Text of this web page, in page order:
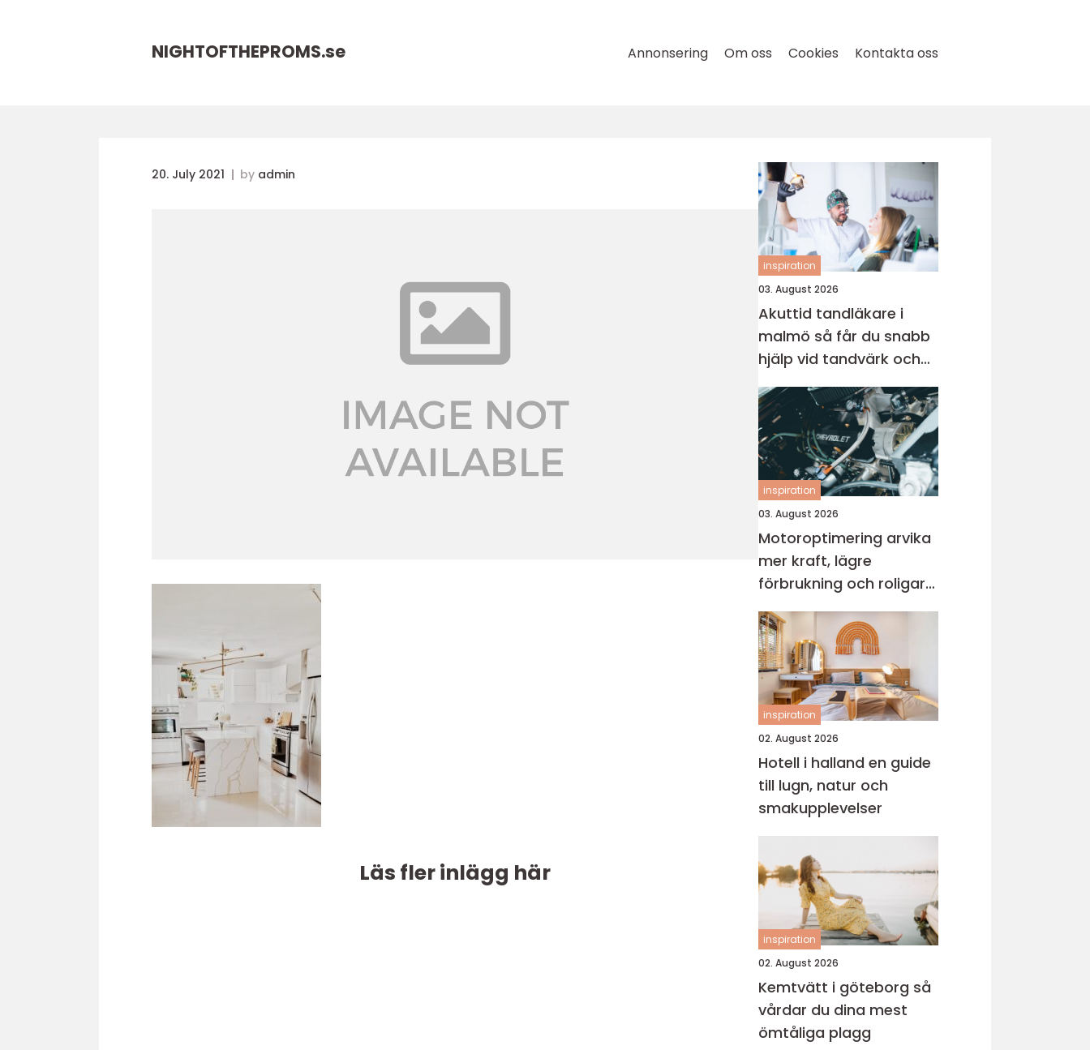
NIGHTOFTHEPROMS.se Annonsering Om oss Cookies Kontakta oss
20. July 2021 by admin
Läs fler inlägg här
inspiration
03. August 2026
Akuttid tandläkare i
malmö så får du snabb
hjälp vid tandvärk och
skador
inspiration
03. August 2026
Motoroptimering arvika
mer kraft, lägre
förbrukning och roligare
körning
inspiration
02. August 2026
Hotell i halland en guide
till lugn, natur och
smakupplevelser
inspiration
02. August 2026
Kemtvätt i göteborg så
vårdar du dina mest
ömtåliga plagg